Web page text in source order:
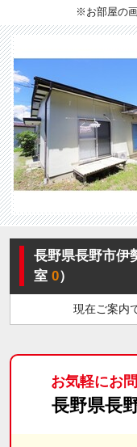
※お部屋の
長野県長野市伊
室0）
現在ご案内
お気軽にお
長野県長